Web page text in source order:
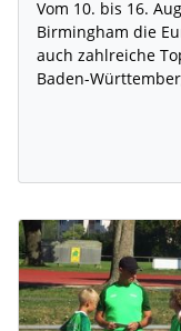
Vom 10. bis 16.
Birmingham die
auch zahlreiche
Baden-